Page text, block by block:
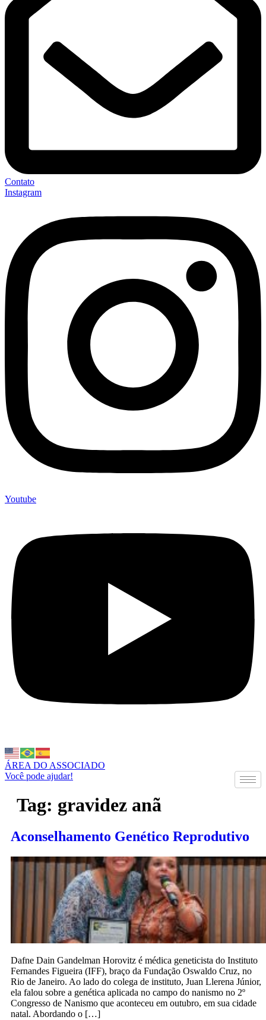
Contato
Instagram
Youtube
ÁREA DO ASSOCIADO
Você pode ajudar!
Tag: gravidez anã
Aconselhamento Genético Reprodutivo
Dafne Dain Gandelman Horovitz é médica geneticista do Instituto
Fernandes Figueira (IFF), braço da Fundação Oswaldo Cruz, no
Rio de Janeiro. Ao lado do colega de instituto, Juan Llerena Júnior,
ela falou sobre a genética aplicada no campo do nanismo no 2º
Congresso de Nanismo que aconteceu em outubro, em sua cidade
natal. Abordando o […]